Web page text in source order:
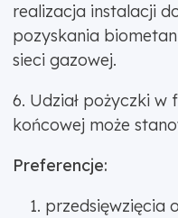
realizacja instalacji
pozyskania
sieci gazowej.
6. Udział pożyczki w
końcowej może
Preferencje:
przedsięwzięcia